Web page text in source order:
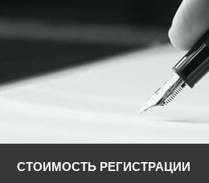
СТОИМОСТЬ РЕГИСТРАЦИИ